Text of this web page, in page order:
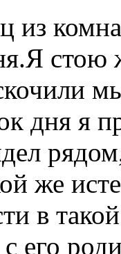
из
дня я
же
в
с его